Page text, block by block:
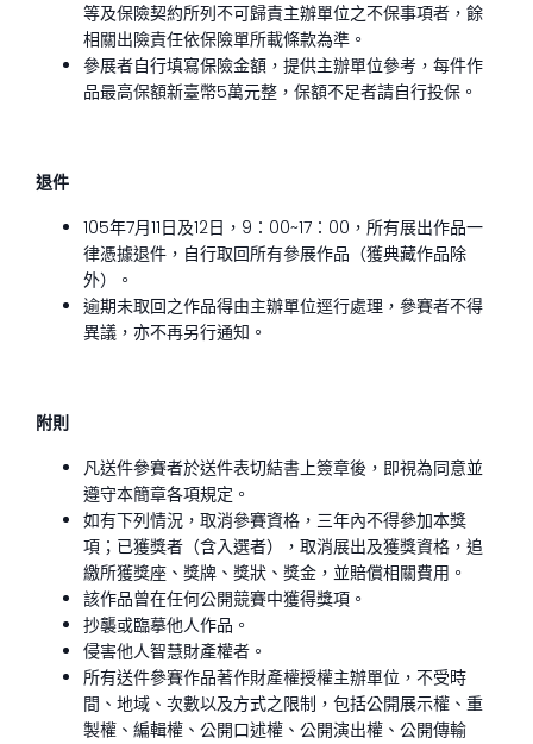
等及保險契約所列不可歸責主辦單位之不保事項者，餘
相關出險責任依保險單所載條款為準。
參展者自行填寫保險金額，提供主辦單位參考，每件作
品最高保額新臺幣5萬元整，保額不足者請自行投保。
退件
105年7月11日及12日，9：00~17：00，所有展出作品一
律憑據退件，自行取回所有參展作品（獲典藏作品除
外）。
逾期未取回之作品得由主辦單位逕行處理，參賽者不得
異議，亦不再另行通知。
附則
凡送件參賽者於送件表切結書上簽章後，即視為同意並
遵守本簡章各項規定。
如有下列情況，取消參賽資格，三年內不得參加本獎
項；已獲獎者（含入選者），取消展出及獲獎資格，追
繳所獲獎座、獎牌、獎狀、獎金，並賠償相關費用。
該作品曾在任何公開競賽中獲得獎項。
抄襲或臨摹他人作品。
侵害他人智慧財產權者。
所有送件參賽作品著作財產權授權主辦單位，不受時
間、地域、次數以及方式之限制，包括公開展示權、重
製權、編輯權、公開口述權、公開演出權、公開傳輸